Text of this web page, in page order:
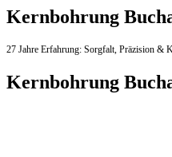
Kernbohrung
27 Jahre Erfahrung: Sorgfalt, Präzision &
Kernbohrung